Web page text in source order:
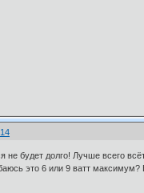
не будет долго! Лучше всего
это 6 или 9 ватт максимум?